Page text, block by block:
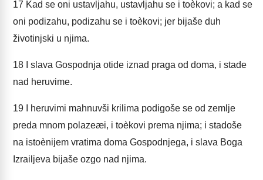
17 Kad se oni ustavljahu, ustavljahu se i toèkovi; a kad se
oni podizahu, podizahu se i toèkovi; jer bijaše duh
životinjski u njima.
18 I slava Gospodnja otide iznad praga od doma, i stade
nad heruvime.
19 I heruvimi mahnuvši krilima podigoše se od zemlje
preda mnom polazeæi, i toèkovi prema njima; i stadoše
na istoènijem vratima doma Gospodnjega, i slava Boga
Izrailjeva bijaše ozgo nad njima.